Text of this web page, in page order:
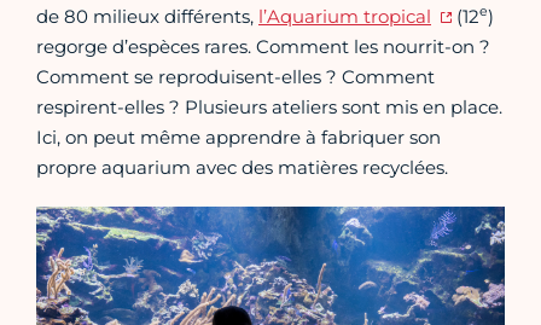
de 80 milieux différents, l’Aquarium tropical (12e)
regorge d’espèces rares. Comment les nourrit-on ?
Comment se reproduisent-elles ? Comment
respirent-elles ? Plusieurs ateliers sont mis en place.
Ici, on peut même apprendre à fabriquer son
propre aquarium avec des matières recyclées.